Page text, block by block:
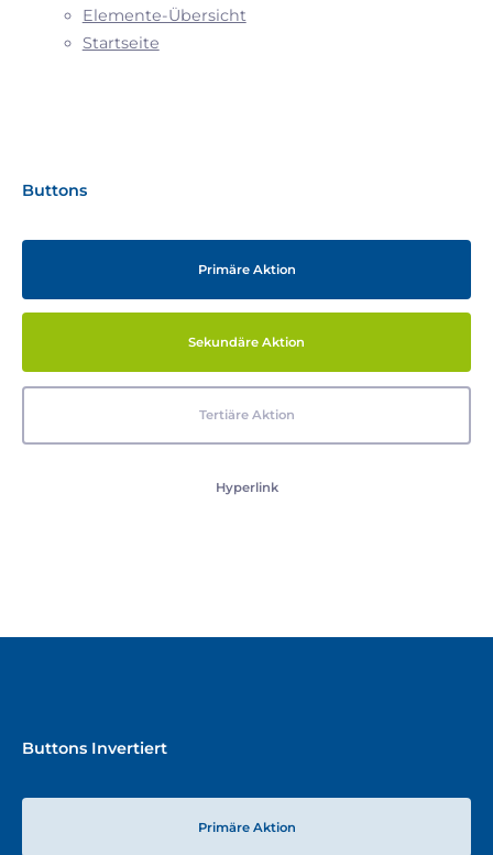
Elemente-Übersicht
Startseite
Buttons
Primäre Aktion
Sekundäre Aktion
Tertiäre Aktion
Hyperlink
Buttons Invertiert
Primäre Aktion